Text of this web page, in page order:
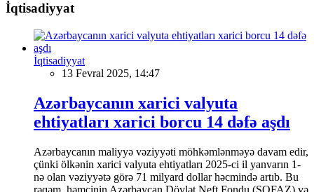
İqtisadiyyat
İqtisadiyyat
13 Fevral 2025, 14:47
Azərbaycanın xarici valyuta
ehtiyatları xarici borcu 14 dəfə aşdı
Azərbaycanın maliyyə vəziyyəti möhkəmlənməyə davam edir,
çünki ölkənin xarici valyuta ehtiyatları 2025-ci il yanvarın 1-
nə olan vəziyyətə görə 71 milyard dollar həcmində artıb. Bu
rəqəm, həmçinin Azərbaycan Dövlət Neft Fondu (SOFAZ) və